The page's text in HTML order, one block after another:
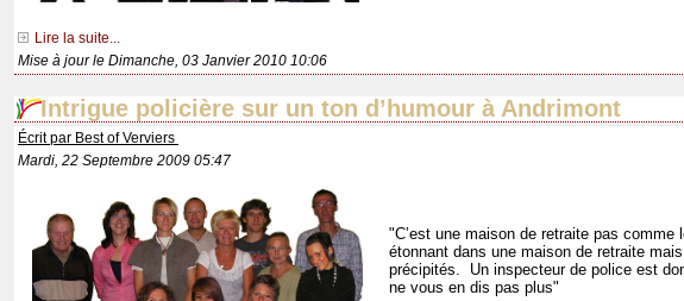
Lire la suite...
Mise à jour le Dimanche, 03 Janvier 2010 10:06
Intrigue policière sur un ton d’humour à Andrimont
Écrit par Best of Verviers
Mardi, 22 Septembre 2009 05:47
"C’est une maison de retraite pas comme
étonnant dans une maison de retraite mais
précipités.
Un inspecteur de police est
ne vous en dis pas plus"